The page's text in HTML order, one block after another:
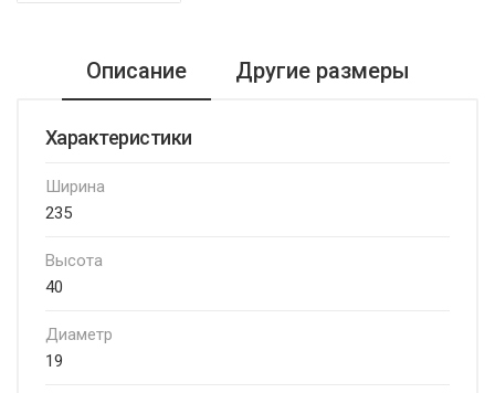
Описание Другие размеры
Характеристики
Ширина
235
Высота
40
Диаметр
19